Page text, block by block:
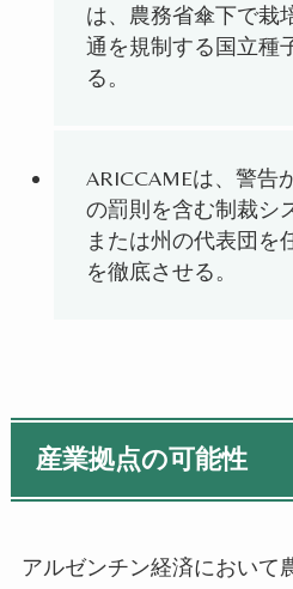
は、農務省傘下で栽
通を規制する国立種
る。
ARICCAMEは、警告
の罰則を含む制裁シ
または州の代表団を
を徹底させる。
産業拠点の可能性
アルゼンチン経済において